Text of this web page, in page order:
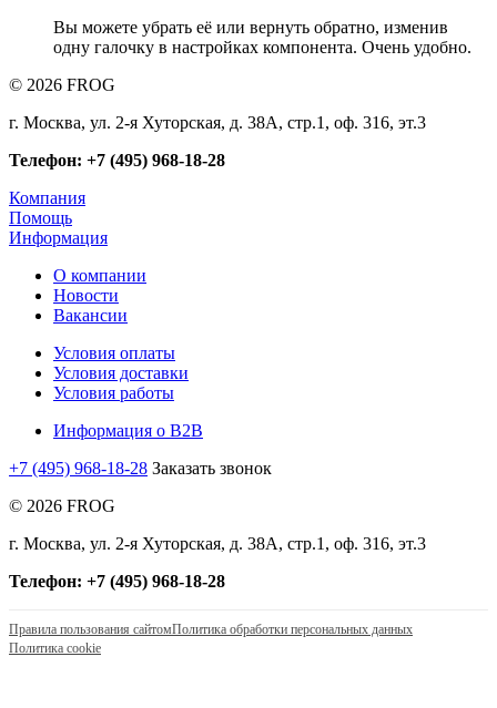
Вы можете убрать её или вернуть обратно, изменив
одну галочку в настройках компонента. Очень удобно.
© 2026 FROG
г. Москва, ул. 2-я Хуторская, д. 38А, стр.1, оф. 316, эт.3
Телефон: +7 (495) 968-18-28
Компания
Помощь
Информация
О компании
Новости
Вакансии
Условия оплаты
Условия доставки
Условия работы
Информация о B2B
+7 (495) 968-18-28 Заказать звонок
© 2026 FROG
г. Москва, ул. 2-я Хуторская, д. 38А, стр.1, оф. 316, эт.3
Телефон: +7 (495) 968-18-28
Правила пользования сайтомПолитика обработки персональных данных
Политика cookie